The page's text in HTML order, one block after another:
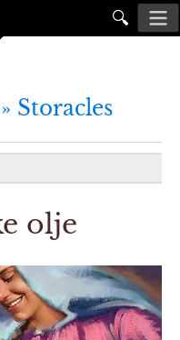
🔍
Storacles
olje